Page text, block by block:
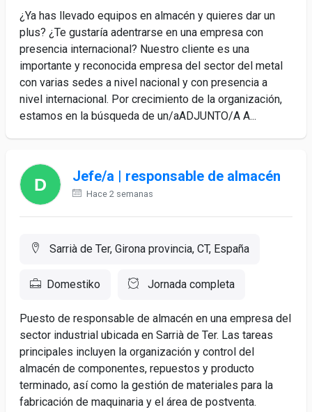
¿Ya has llevado equipos en almacén y quieres dar un
plus? ¿Te gustaría adentrarse en una empresa con
presencia internacional? Nuestro cliente es una
importante y reconocida empresa del sector del metal
con varias sedes a nivel nacional y con presencia a
nivel internacional. Por crecimiento de la organización,
estamos en la búsqueda de un/aADJUNTO/A A...
Jefe/a | responsable de almacén
Hace 2 semanas
Sarrià de Ter, Girona provincia, CT, España
Domestiko Jornada completa
Puesto de responsable de almacén en una empresa del
sector industrial ubicada en Sarrià de Ter. Las tareas
principales incluyen la organización y control del
almacén de componentes, repuestos y producto
terminado, así como la gestión de materiales para la
fabricación de maquinaria y el área de postventa.